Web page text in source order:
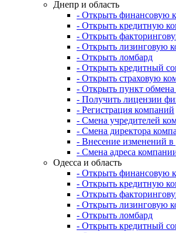
Днепр и область
- Открыть финансовую
- Открыть кредитную
- Открыть
- Открыть лизинговую
- Открыть ломбард
- Открыть кредитный
- Открыть страховую
- Открыть пункт
- Получить лицензии
- Регистрация компаний
- Смена учредителей
- Смена директора
- Внесение изменений в
- Смена адреса
Одесса и область
- Открыть финансовую
- Открыть кредитную
- Открыть
- Открыть лизинговую
- Открыть ломбард
- Открыть кредитный